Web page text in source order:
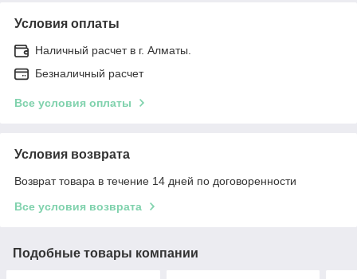
Условия оплаты
Наличный расчет в г. Алматы.
Безналичный расчет
Все условия оплаты
Условия возврата
Возврат товара в течение 14 дней по договоренности
Все условия возврата
Подобные товары компании